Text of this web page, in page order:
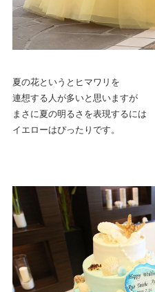
夏の花というとヒマワリを
連想する人が多いと思いますが
まさに夏の明るさを表現するには
イエローはぴったりです。